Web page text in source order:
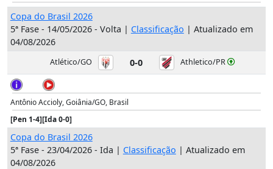
Copa do Brasil 2026
5ª Fase - 14/05/2026 - Volta | Classificação | Atualizado em
04/08/2026
Atlético/GO 0-0 Athletico/PR
Antônio Accioly, Goiânia/GO, Brasil
[Pen 1-4][Ida 0-0]
Copa do Brasil 2026
5ª Fase - 23/04/2026 - Ida | Classificação | Atualizado em
04/08/2026